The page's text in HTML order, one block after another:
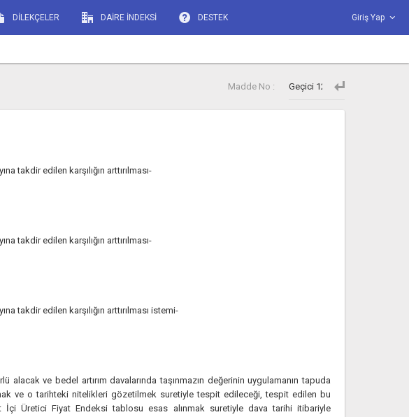
DİLEKÇELER DAİRE İNDEKSİ DESTEK Giriş Yap
Madde No :
takdir edilen karşılığın arttırılması-
takdir edilen karşılığın arttırılması-
takdir edilen karşılığın arttırılması istemi-
ve bedel artırım davalarında taşınmazın değerinin uygulamanın tapuda
ve o tarihteki nitelikleri gözetilmek suretiyle tespit edileceği, tespit edilen bu
İçi Üretici Fiyat Endeksi tablosu esas alınmak suretiyle dava tarihi itibariyle